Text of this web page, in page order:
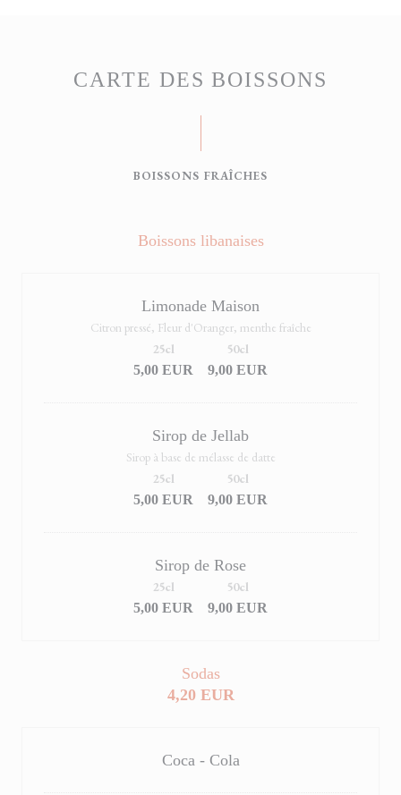
CARTE DES BOISSONS
BOISSONS FRAÎCHES
Boissons libanaises
Limonade Maison
Citron pressé, Fleur d'Oranger, menthe fraîche
5,00 EUR
25cl
9,00 EUR
50cl
Sirop de Jellab
Sirop à base de mélasse de datte
5,00 EUR
25cl
9,00 EUR
50cl
Sirop de Rose
5,00 EUR
25cl
9,00 EUR
50cl
Sodas
4,20 EUR
Coca - Cola